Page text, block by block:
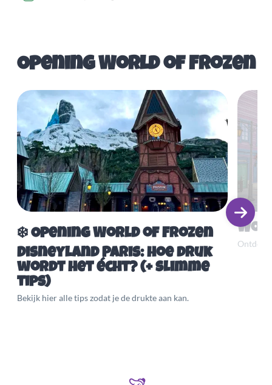
Opening World of Frozen
❄️ Opening World of Frozen
Disneyland Paris: hoe druk
wordt het écht? (+ slimme
tips)
Bekijk hier alle tips zodat je de drukte aan kan.
Ontdek